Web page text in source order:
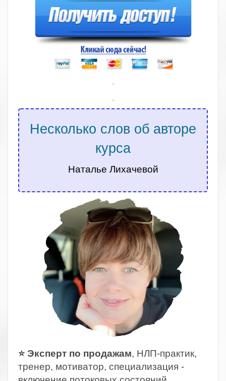
.
.
Несколько слов об авторе
курса
Наталье Лихачевой
⭐ Эксперт по продажам, НЛП-практик,
тренер, мотиватор, специализация -